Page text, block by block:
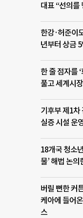
대표 “선의를
한강·허준이
년부터 상금
한 줄 점자를
풀고 세계시
기후부 제1
실증 시설 운
18개국 청소
물’ 해법 논의
버릴 뻔한 커
케아에 들어
스